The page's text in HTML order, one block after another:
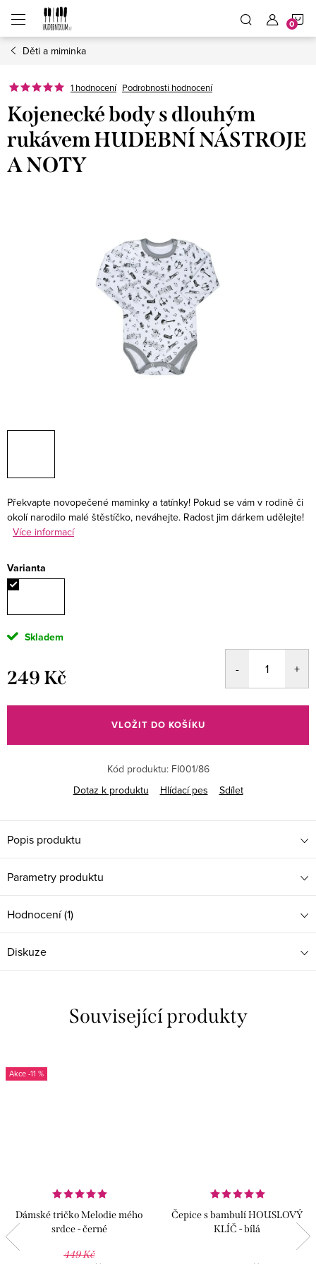
obsah
Děti a miminka
1 hodnocení Podrobnosti hodnocení
Kojenecké body s dlouhým
rukávem HUDEBNÍ NÁSTROJE
A NOTY
Překvapte novopečené maminky a tatínky! Pokud se vám v rodině či
okolí narodilo malé štěstíčko, neváhejte. Radost jim dárkem udělejte!
Více informací
Varianta
Skladem
249 Kč
cena:
VLOŽIT DO KOŠÍKU
Kód produktu: FI001/86
Dotaz k produktu
Hlídací pes Sdílet
Popis produktu
Parametry produktu
Hodnocení (1)
Diskuze
Související produkty
-11 %
Dámské tričko Melodie mého
srdce - černé
449 Kč
Čepice s bambulí HOUSLOVÝ
KLÍČ - bílá